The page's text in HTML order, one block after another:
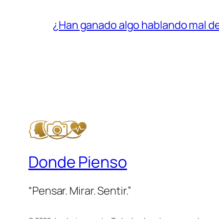
¿Han ganado algo hablando mal
Donde Pienso
“Pensar. Mirar. Sentir.”